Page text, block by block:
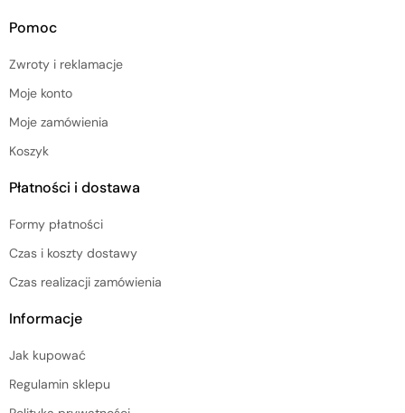
Pomoc
Zwroty i reklamacje
Moje konto
Moje zamówienia
Koszyk
Płatności i dostawa
Formy płatności
Czas i koszty dostawy
Czas realizacji zamówienia
Informacje
Jak kupować
Regulamin sklepu